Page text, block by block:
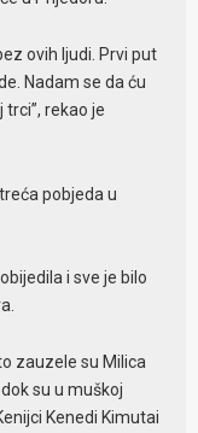
ovih ljudi. Prvi put
Nadam se da ću
rekao je
pobjeda u
i sve je bilo
zauzele su Milica
su u muškoj
Kenedi Kimutai